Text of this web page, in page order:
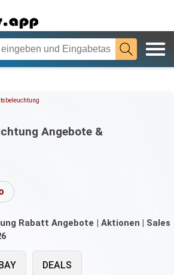
Angebote &
Rabatt Angebote | Aktionen | Sales
DEALS